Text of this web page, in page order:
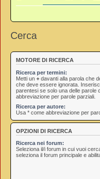
Cerca
MOTORE DI RICERCA
Ricerca per termini:
Metti un + davanti alla parola che
che deve essere ignorata.
parentesi se solo una delle
abbreviazione per parole parziali.
Ricerca per autore:
Usa * come abbreviazione per
OPZIONI DI RICERCA
Ricerca nei forum:
Seleziona il/i forum in cui vuoi
seleziona il forum principale e